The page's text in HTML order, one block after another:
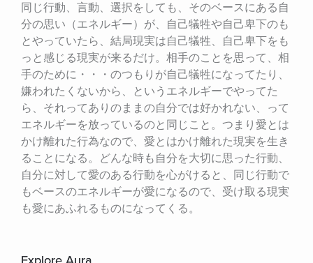
同じ行動、言動、選択をしても、そのベースにある自
分の思い（エネルギー）が、自己犠牲や自己卑下のも
とやっていたら、結局現実は自己犠牲、自己卑下をも
っと感じる現実が来るだけ。相手のことを思って、相
手のために・・・のつもりが自己犠牲になってたり、
嫌われたくないから、というエネルギーでやってた
ら、それってありのままの自分では好かれない、って
エネルギーを放っているのと同じこと。つまり愛とは
かけ離れた行為なので、愛とはかけ離れた現実を生き
ることになる。どんな時も自分を大切に思った行動、
自分に対して愛のある行動を心がけると、同じ行動で
もベースのエネルギーが愛になるので、受け取る現実
も愛にあふれるものになってくる。